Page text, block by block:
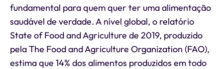
fundamental para quem quer ter uma alimentação
saudável de verdade. A nível global, o relatório
State of Food and Agriculture de 2019, produzido
pela The Food and Agriculture Organization (FAO),
estima que 14% dos alimentos produzidos em todo